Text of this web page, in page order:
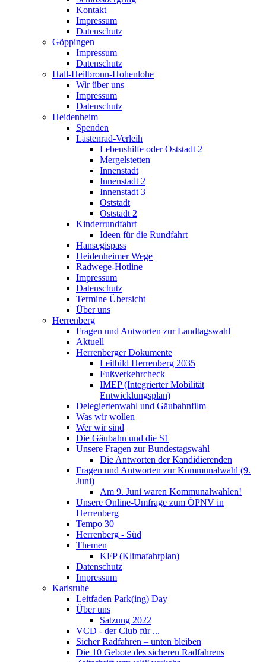
Kontakt
Impressum
Datenschutz
Göppingen
Impressum
Datenschutz
Hall-Heilbronn-Hohenlohe
Wir über uns
Impressum
Datenschutz
Heidenheim
Spenden
Lastenrad-Verleih
Lebenshilfe oder Oststadt 2
Mergelstetten
Innenstadt
Innenstadt 2
Innenstadt 3
Oststadt
Oststadt 2
Kinderrundfahrt
Ideen für die Rundfahrt
Hansegispass
Heidenheimer Wege
Radwege-Hotline
Impressum
Datenschutz
Termine Übersicht
Über uns
Herrenberg
Fragen und Antworten zur Landtagswahl
Aktuell
Herrenberger Dokumente
Leitbild Herrenberg 2035
Fußverkehrcheck
IMEP (Integrierter Mobilität
Entwicklungsplan)
Delegiertenwahl und Gäubahnfilm
Was wir wollen
Wer wir sind
Die Gäubahn und die S1
Unsere Fragen zur Bundestagswahl
Die Antworten der Kandidierenden
Fragen und Antworten zur Kommunalwahl (9.
Juni)
Am 9. Juni waren Kommunalwahlen!
Unsere Online-Umfrage zum ÖPNV in
Herrenberg
Tempo 30
Herrenberg - Süd
Themen
KFP (Klimafahrplan)
Datenschutz
Impressum
Karlsruhe
Leitfaden Park(ing) Day
Über uns
Satzung 2022
VCD - der Club für ...
Sicher Radfahren – unten bleiben
Die 10 Gebote des sicheren Radfahrens